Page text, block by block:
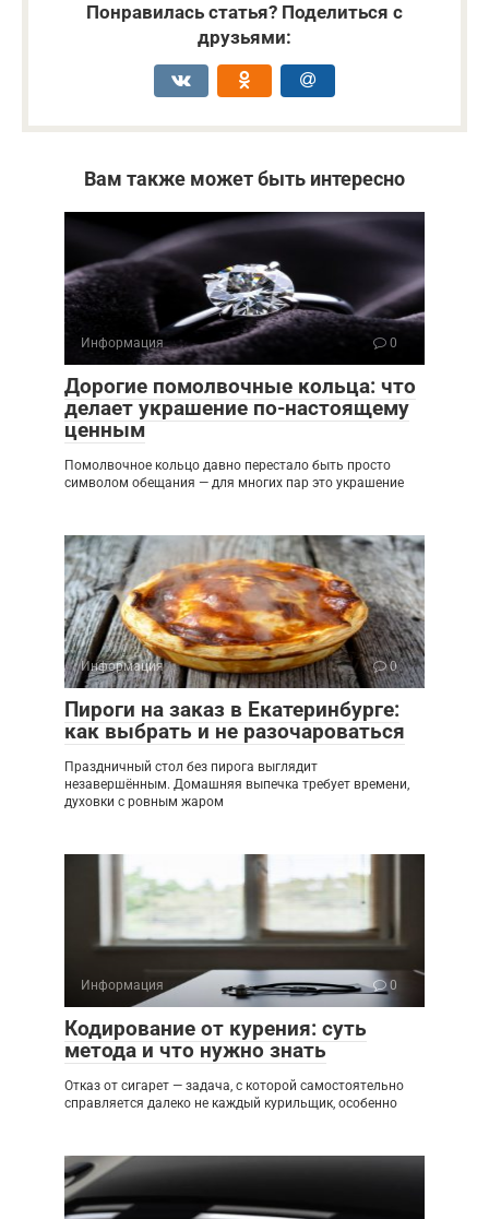
Понравилась статья? Поделиться с
друзьями:
Вам также может быть интересно
Информация 0
Дорогие помолвочные кольца: что
делает украшение по-настоящему
ценным
Помолвочное кольцо давно перестало быть просто
символом обещания — для многих пар это украшение
Информация 0
Пироги на заказ в Екатеринбурге:
как выбрать и не разочароваться
Праздничный стол без пирога выглядит
незавершённым. Домашняя выпечка требует времени,
духовки с ровным жаром
Информация 0
Кодирование от курения: суть
метода и что нужно знать
Отказ от сигарет — задача, с которой самостоятельно
справляется далеко не каждый курильщик, особенно